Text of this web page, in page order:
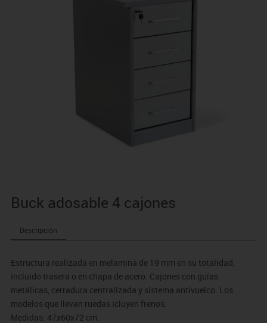
Buck adosable 4 cajones
Descripción
Estructura realizada en melamina de 19 mm en su totalidad,
incluido trasera o en chapa de acero. Cajones con guías
metálicas, cerradura centralizada y sistema antivuelco. Los
modelos que llevan ruedas icluyen frenos.
Medidas: 47x60x72 cm.